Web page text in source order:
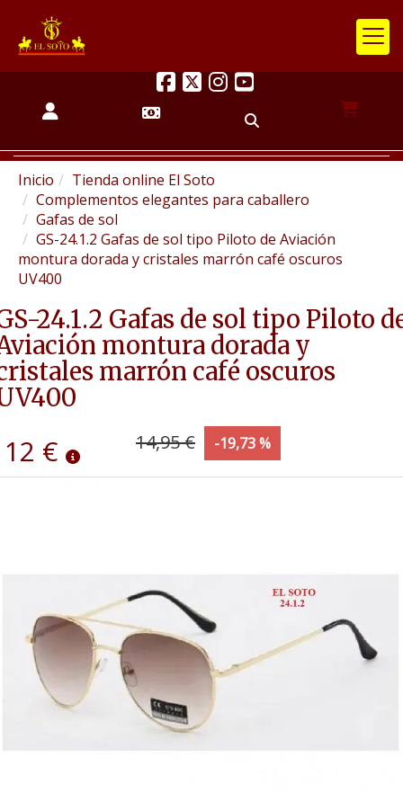
Inicio
Tienda online El Soto
Complementos elegantes para caballero
Gafas de sol
GS-24.1.2 Gafas de sol tipo Piloto de Aviación
montura dorada y cristales marrón café oscuros
UV400
24.1.2 Gafas de sol tipo Piloto
montura dorada y
marrón café oscuros
12 € 14,95 € -19,73 %